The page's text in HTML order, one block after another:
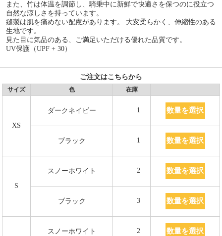
また、竹は体温を調節し、騎乗中に新鮮で快適さを保つのに役立つ
自然な涼しさを持っています。
縫製は肌を痛めない配慮があります。 大変柔らかく、伸縮性のある
生地です。
見た目に気品のある、ご満足いただける優れた品質です。
UV保護（UPF + 30）
ご注文はこちらから
サイズ 色 在庫
XS
ダークネイビー 1 数量を選択
ブラック 1 数量を選択
S
スノーホワイト 2 数量を選択
ブラック 3 数量を選択
スノーホワイト 2 数量を選択